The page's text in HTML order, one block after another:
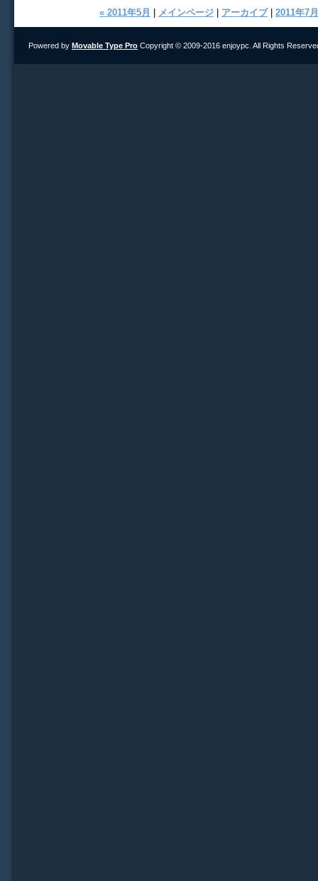
« 2011年5月 メインページ アーカイブ| 2011年7
Powered by Movable Type Pro Copyright © 2009-2016 enjoypc. All Rights